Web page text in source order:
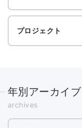
プロジェクト
年別アーカイブ
archives